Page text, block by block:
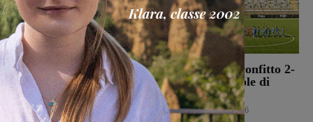
Morto Francesco
Guccini, aveva 86 anni.
Il 25 aprile del 2024
venne a Gropina per
Montevarchi sconfitto 2-
0 nell’amichevole di
Piancastagnaio
Calcio 6 Agosto 2026